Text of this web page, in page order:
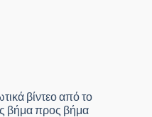
βίντεο από το
βήμα προς βήμα